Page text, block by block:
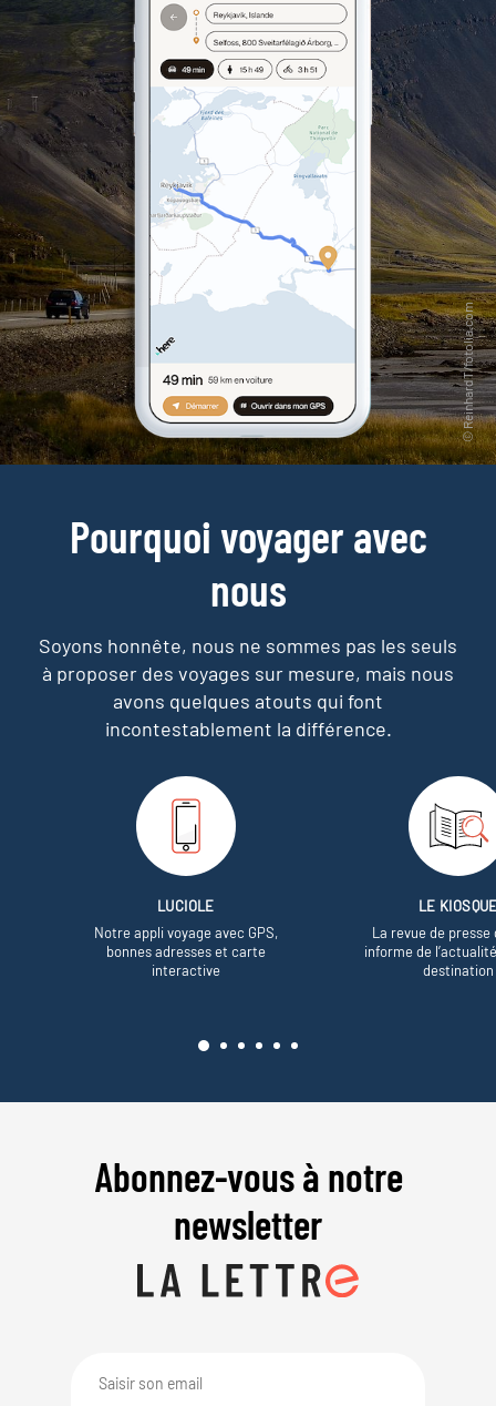
Pourquoi voyager avec
nous
Soyons honnête, nous ne sommes pas les seuls
à proposer des voyages sur mesure, mais nous
avons quelques atouts qui font
incontestablement la différence.
LUCIOLE
Notre appli voyage avec GPS,
bonnes adresses et carte
interactive
LE
La revue de presse
informe de
destination
Abonnez-vous à notre
newsletter